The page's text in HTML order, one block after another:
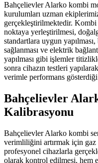
Bahçelievler Alarko kombi
kurulumları uzman
gerçekleştirilmektedir. Kombi
noktaya yerleştirilmesi,
standartlara uygun
sağlanması ve elektrik
yapılması gibi işlemler
sonra cihazın testleri
verimle performans
Bahçelievler
Kalibrasyonu
Bahçelievler Alarko kombi
verimliliğini artırmak için
profesyonel cihazlarla
olarak kontrol edilmesi, hem